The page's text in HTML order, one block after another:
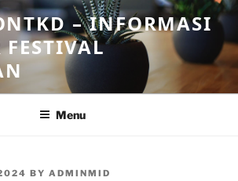
– INFORMASI
FESTIVAL
Menu
BY ADMINMID